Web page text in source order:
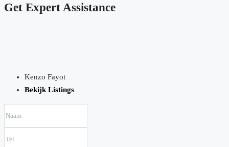
Get Expert Assistance
Kenzo Fayot
Bekijk Listings